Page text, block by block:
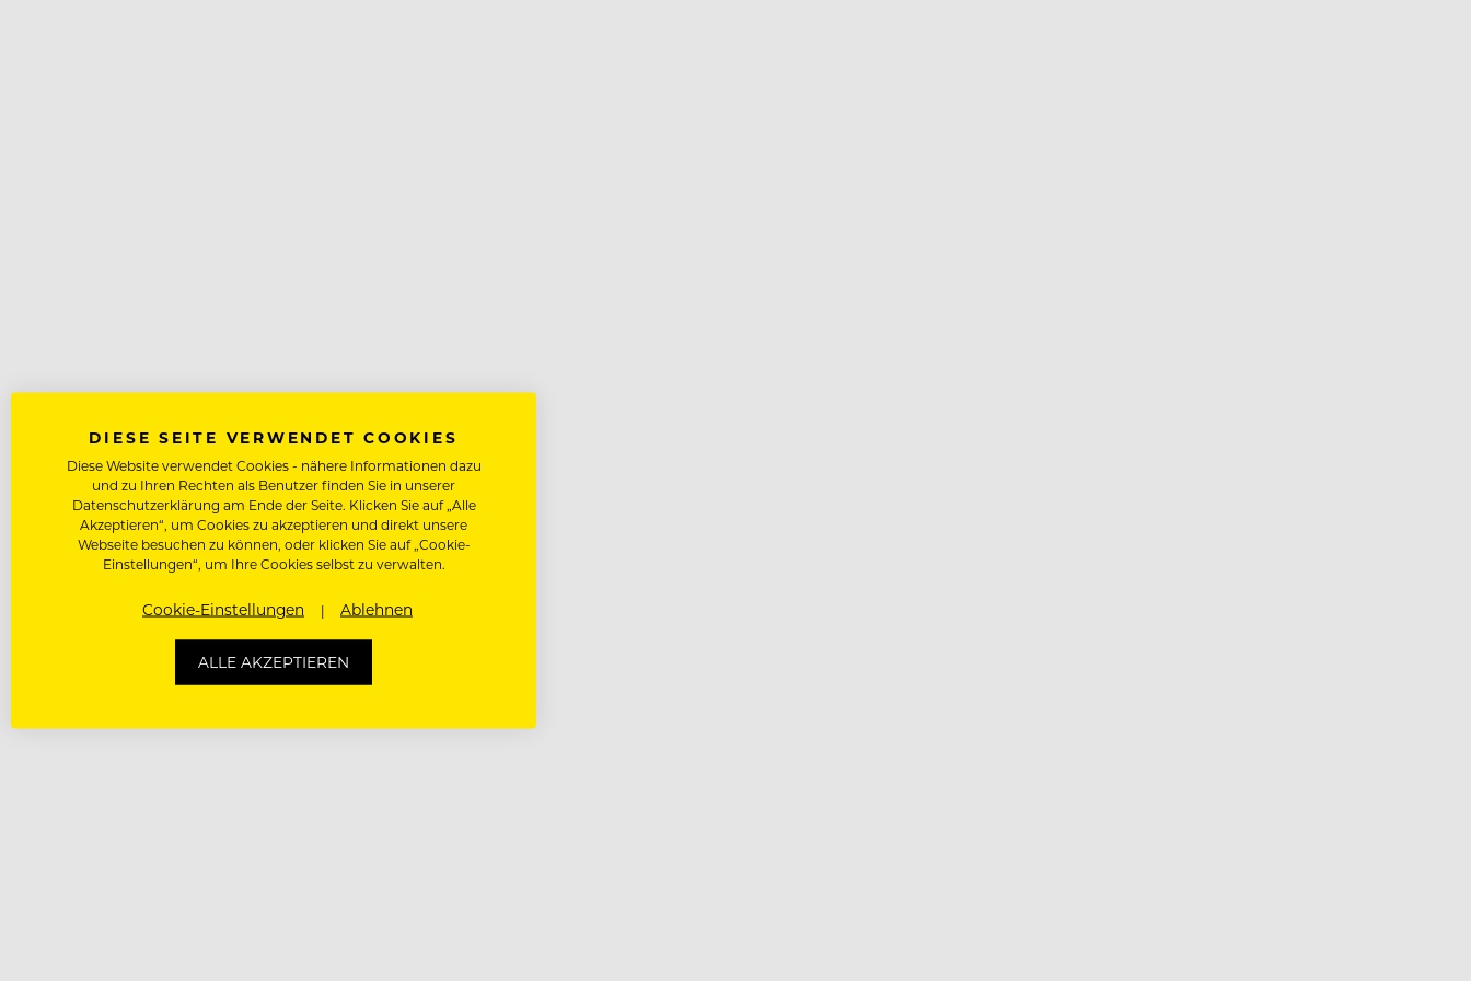
DIESE SEITE VERWENDET COOKIES
Diese Website verwendet Cookies - nähere Informationen dazu
und zu Ihren Rechten als Benutzer finden Sie in unserer
Datenschutzerklärung am Ende der Seite. Klicken Sie auf „Alle
Akzeptieren“, um Cookies zu akzeptieren und direkt unsere
Webseite besuchen zu können, oder klicken Sie auf „Cookie-
Einstellungen“, um Ihre Cookies selbst zu verwalten.
Cookie-Einstellungen Ablehnen
ALLE AKZEPTIEREN